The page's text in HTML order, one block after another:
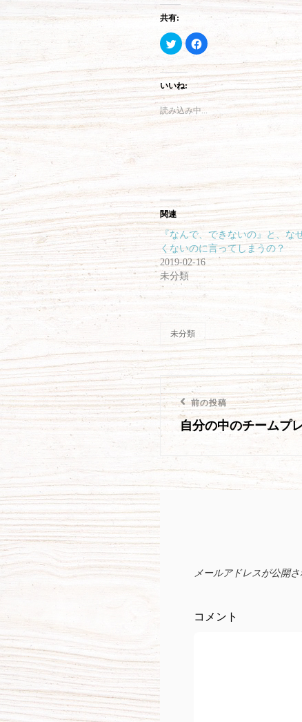
共有:
ク
リ
ク
し
て
T
w
i
t
t
し
い
ウ
ィ
ン
ド
ウ
で
開
き
ま
す
F
a
e
b
o
o
k
で
共
ッ
ク
て
く
だ
さ
い
(
新
し
い
ウ
ン
き
ま
す
いいね:
読み込み中...
関連
『なんで、できないの』と、な
くないのに言ってしまうの？
2019-02-16
未分類
テ
ゴ
リ
ー
未分類
投
稿
ナ
ビ
ゲ
ー
前
の
稿
前の投稿
自分の中のチームプ
メールアドレスが公開さ
コメント